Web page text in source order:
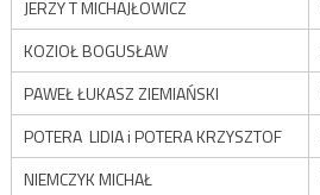
JERZY T MICHAJŁOWICZ
KOZIOŁ BOGUSŁAW
PAWEŁ ŁUKASZ ZIEMIAŃSKI
POTERA LIDIA i POTERA KRZYSZTOF
NIEMCZYK MICHAŁ